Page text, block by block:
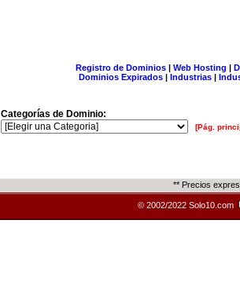
Registro de Dominios| Web Hosting |
Dominios Expirados | Industrias |
Categorías de Dominio:
[Pág.
** Precios
© 2002/2022 Solo10.com